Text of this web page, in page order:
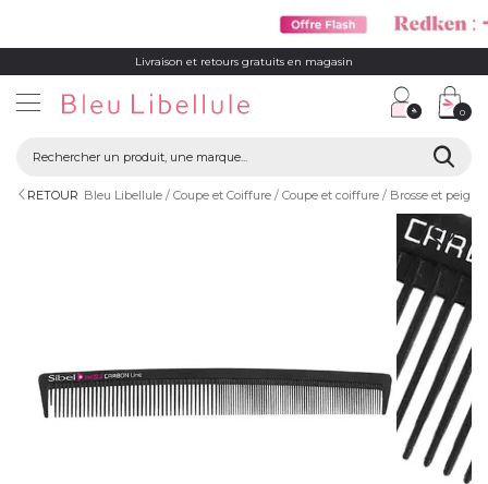
Livraison et retours gratuits en magasin
0
RETOUR Bleu Libellule Coupe et Coiffure Coupe et coiffure Brosse et peigne